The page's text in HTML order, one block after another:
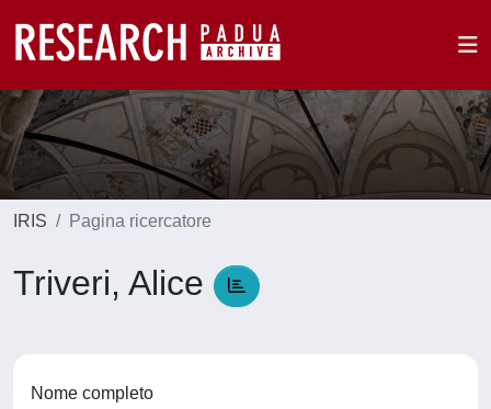
IRIS Pagina ricercatore
Triveri, Alice
Nome completo